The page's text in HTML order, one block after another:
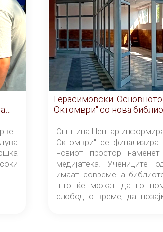
Герасимовски: Основното
Октомври" со нова
од септември
Општина Центар
Октомври" се
новиот простор
медијатека. Учениците
имаат современа
што ќе можат да го
слободно време, да